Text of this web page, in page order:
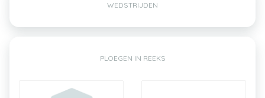
WEDSTRIJDEN
PLOEGEN IN REEKS